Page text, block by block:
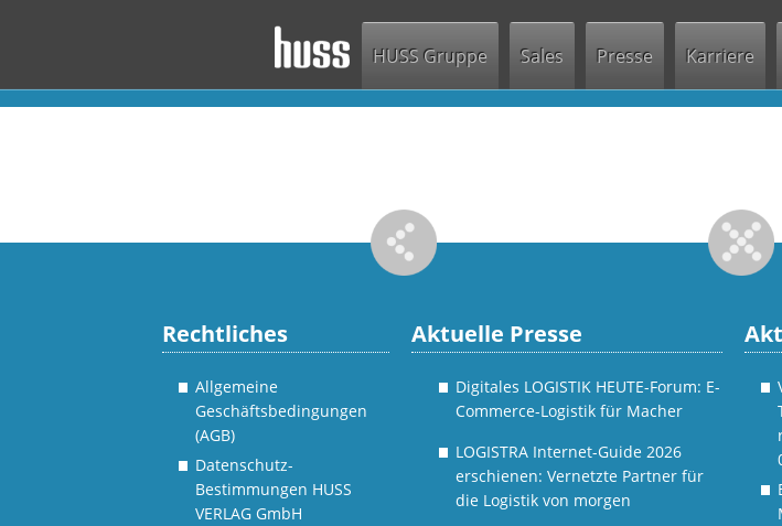
HUSS Gruppe
Sales Presse Karriere
Rechtliches
Allgemeine
Geschäftsbedingungen
(AGB)
Datenschutz-
Bestimmungen HUSS
VERLAG GmbH
Aktuelle Presse
Digitales LOGISTIK HEUTE-Forum: E-
Commerce-Logistik für Macher
LOGISTRA Internet-Guide 2026
erschienen: Vernetzte Partner für
die Logistik von morgen